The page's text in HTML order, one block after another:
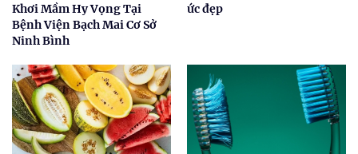
Khơi Mầm Hy Vọng Tại
Bệnh Viện Bạch Mai Cơ Sở
Ninh Bình
ức đẹp